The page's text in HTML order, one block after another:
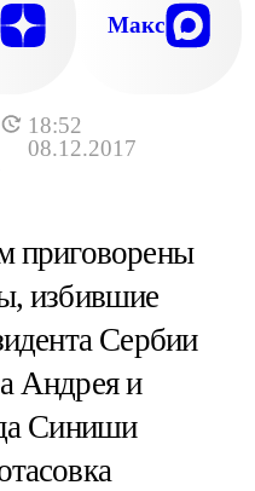
18:52
08.12.2017
Макс
приговорены
избившие
Сербии
Андрея и
Синиши